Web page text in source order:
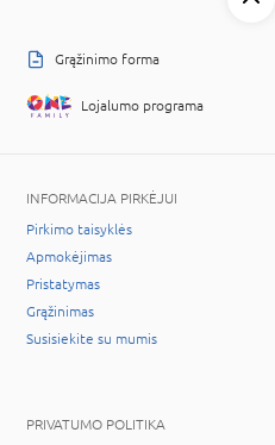
Grąžinimo forma
Lojalumo programa
INFORMACIJA PIRKĖJUI
Pirkimo taisyklės
Apmokėjimas
Pristatymas
Grąžinimas
Susisiekite su mumis
PRIVATUMO POLITIKA